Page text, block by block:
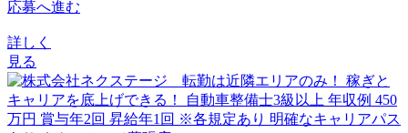
応募へ進む
詳しく
見る